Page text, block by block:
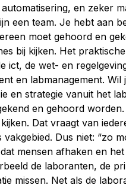
en zeker
een team. Je hebt aan
moet gehoord en
bij kijken. Het
ict, de wet- en
en labmanagement.
en strategie vanuit het
en gehoord
Dat vraagt van
Dus niet: “zo
mensen afhaken en
de laboranten, de
missen. Net als de